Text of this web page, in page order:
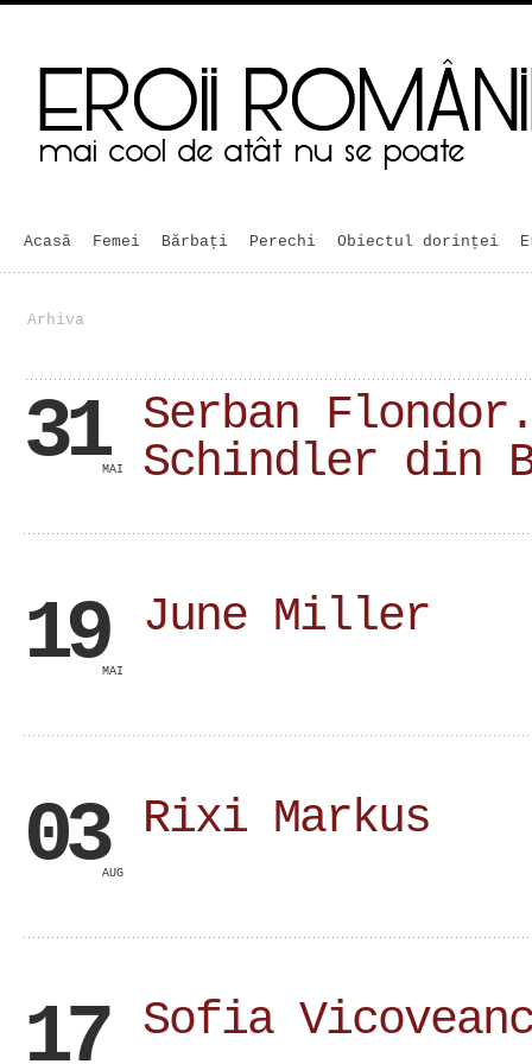
Acasă Femei Bărbaţi Perechi Obiectul dorinței
Arhiva
31MAI
Serban
Schindler din
19MAI
June Miller
03AUG
Rixi Markus
17 Sofia